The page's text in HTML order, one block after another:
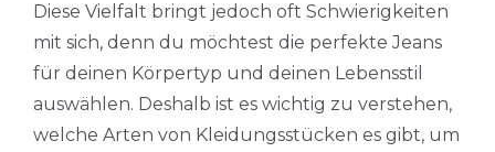
Diese Vielfalt bringt jedoch oft Schwierigkeiten
mit sich, denn du möchtest die perfekte Jeans
für deinen Körpertyp und deinen Lebensstil
auswählen. Deshalb ist es wichtig zu verstehen,
welche Arten von Kleidungsstücken es gibt, um